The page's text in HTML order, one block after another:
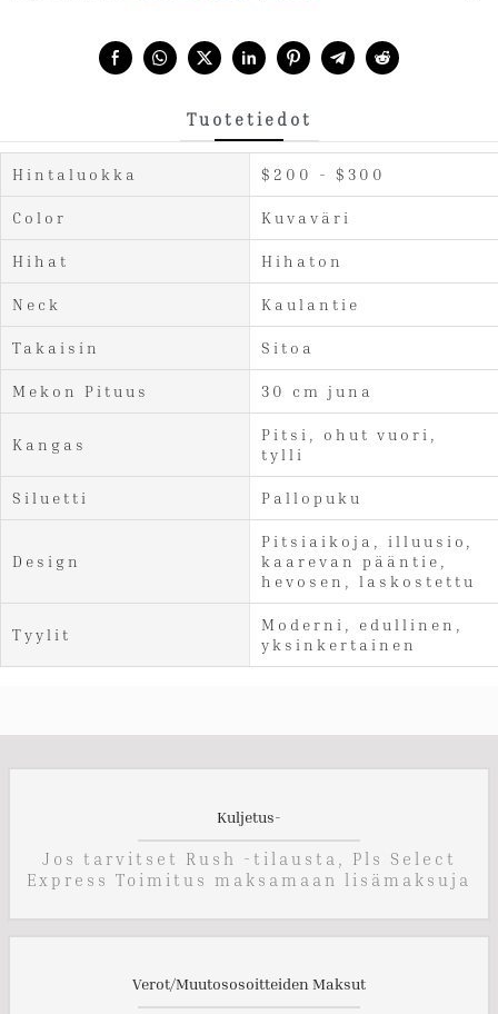
Tuotetiedot
Hintaluokka $200 - $300
Color Kuvaväri
Hihat Hihaton
Neck Kaulantie
Takaisin Sitoa
Mekon Pituus 30 cm juna
Kangas
Pitsi, ohut vuori,
tylli
Siluetti Pallopuku
Design
Pitsiaikoja, illuusio,
kaarevan pääntie,
hevosen, laskostettu
Tyylit
Moderni, edullinen,
yksinkertainen
Kuljetus-
Jos tarvitset Rush -tilausta, Pls Select
Express Toimitus maksamaan lisämaksuja
Verot/muutososoitteiden Maksut